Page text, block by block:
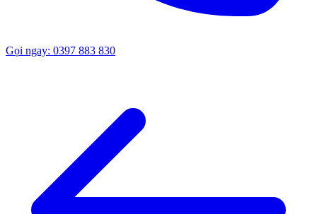
Gọi ngay: 0397 883 830